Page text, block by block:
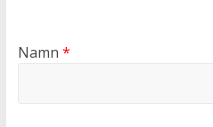
Namn *